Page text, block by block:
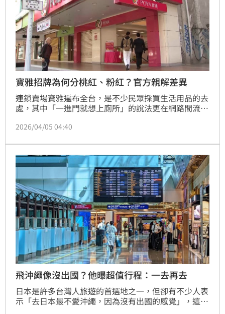
寶雅招牌為何分桃紅、粉紅？官方親解差異
連鎖賣場寶雅遍布全台，是不少民眾採買生活用品的去
處，其中「一進門就想上廁所」的說法更在網路間流
紅兩種，好奇背後差異，意外引來官方親自回應。
2026/04/05 04:40
飛沖繩像沒出國？他曝超值行程：一去再去
日本是許多台灣人旅遊的首選地之一，但卻有不少人表
示「去日本最不愛沖繩，因為沒有出國的感覺」，這讓